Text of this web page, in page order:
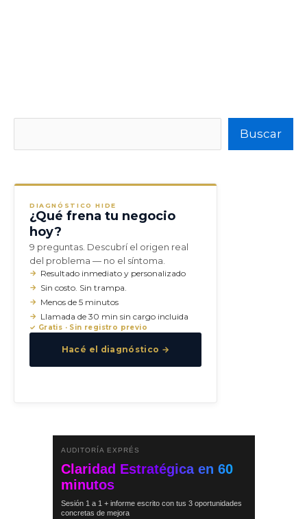
Buscar
DIAGNÓSTICO HIDE
¿Qué frena tu negocio
hoy?
9 preguntas. Descubrí el origen real
del problema — no el síntoma.
Resultado inmediato y personalizado
Sin costo. Sin trampa.
Menos de 5 minutos
Llamada de 30 min sin cargo incluida
✓ Gratis · Sin registro previo
Hacé el diagnóstico →
AUDITORÍA EXPRÉS
Claridad Estratégica en 60
minutos
Sesión 1 a 1 + informe escrito con tus 3 oportunidades
concretas de mejora